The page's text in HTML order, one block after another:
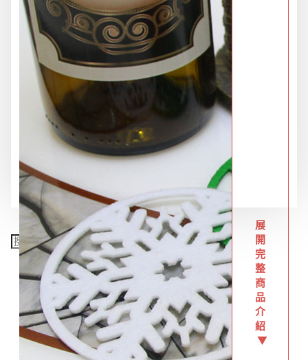
限時活動精選
限時特惠專區
餐飲廚具
銅板精選
展
開
完
整
商
品
介
紹
▼